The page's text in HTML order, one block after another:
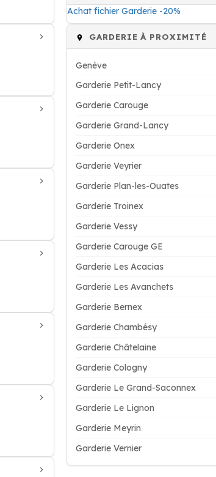
Achat fichier Garderie -20%
GARDERIE À PROXIMITÉ
Genève
Garderie Petit-Lancy
Garderie Carouge
Garderie Grand-Lancy
Garderie Onex
Garderie Veyrier
Garderie Plan-les-Ouates
Garderie Troinex
Garderie Vessy
Garderie Carouge GE
Garderie Les Acacias
Garderie Les Avanchets
Garderie Bernex
Garderie Chambésy
Garderie Châtelaine
Garderie Cologny
Garderie Le Grand-Saconnex
Garderie Le Lignon
Garderie Meyrin
Garderie Vernier